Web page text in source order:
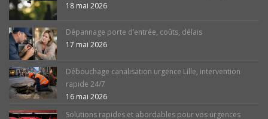
18 mai 2026
Dépannage porte d’entrée, coûts, délais
17 mai 2026
Débouchage canalisation urgence Lille, intervention
rapide 24/7
16 mai 2026
Solutions rapides et abordables pour vos urgences